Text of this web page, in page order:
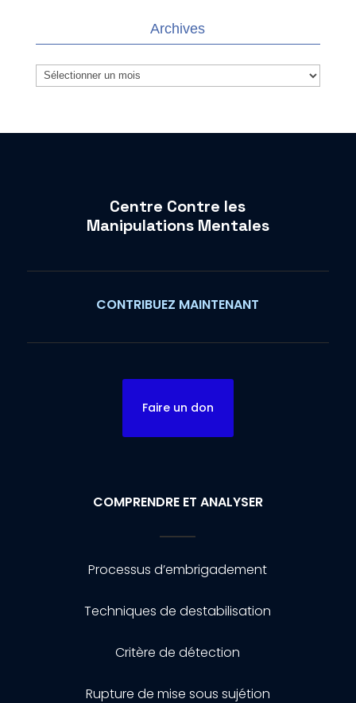
Archives
Archives
Centre Contre les
Manipulations Mentales
CONTRIBUEZ MAINTENANT
Faire un don
COMPRENDRE ET ANALYSER
Processus d’embrigadement
Techniques de destabilisation
Critère de détection
Rupture de mise sous sujétion